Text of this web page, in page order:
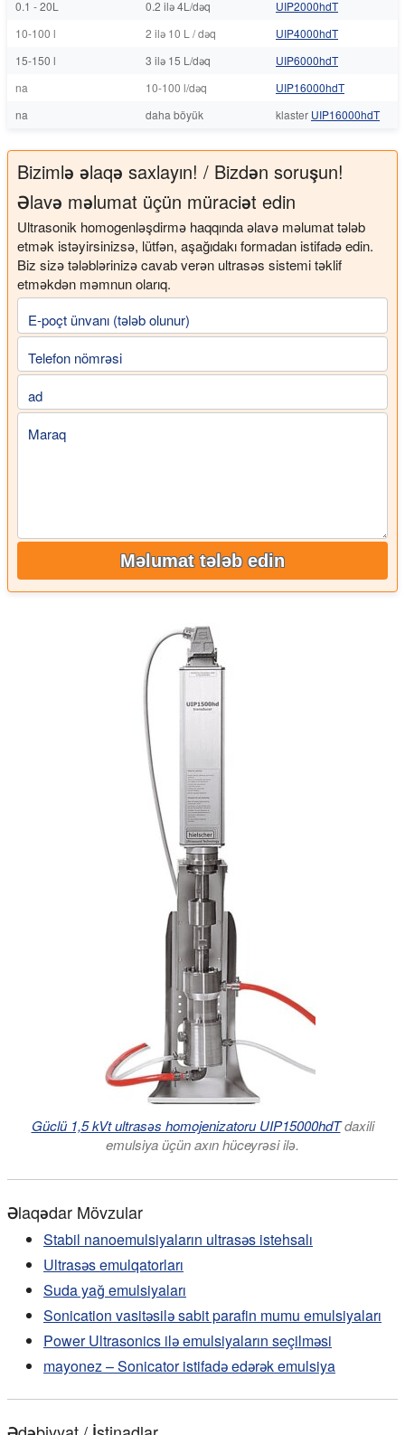
0.1 - 20L
0.2 ilə 4L/dəq
UIP2000hdT
10-100 l
2 ilə 10 L / dəq
UIP4000hdT
15-150 l
3 ilə 15 L/dəq
UIP6000hdT
na
10-100 l/dəq
UIP16000hdT
na
daha böyük klaster UIP16000hdT
Bizimlə əlaqə saxlayın! / Bizdən soruşun!
Əlavə məlumat üçün müraciət edin
Ultrasonik homogenləşdirmə haqqında əlavə məlumat tələb
etmək istəyirsinizsə, lütfən, aşağıdakı formadan istifadə edin.
Biz sizə tələblərinizə cavab verən ultrasəs sistemi təklif
etməkdən məmnun olarıq.
E-poçt ünvanı (tələb olunur)
Telefon nömrəsi
ad
Maraq
Məlumat tələb edin
Güclü 1,5 kVt ultrasəs homojenizatoru UIP15000hdTdaxili
emulsiya üçün axın hüceyrəsi ilə.
Əlaqədar Mövzular
Stabil nanoemulsiyaların ultrasəs istehsalı
Ultrasəs emulqatorları
Suda yağ emulsiyaları
Sonication vasitəsilə sabit parafin mumu emulsiyaları
Power Ultrasonics ilə emulsiyaların seçilməsi
mayonez – Sonicator istifadə edərək emulsiya